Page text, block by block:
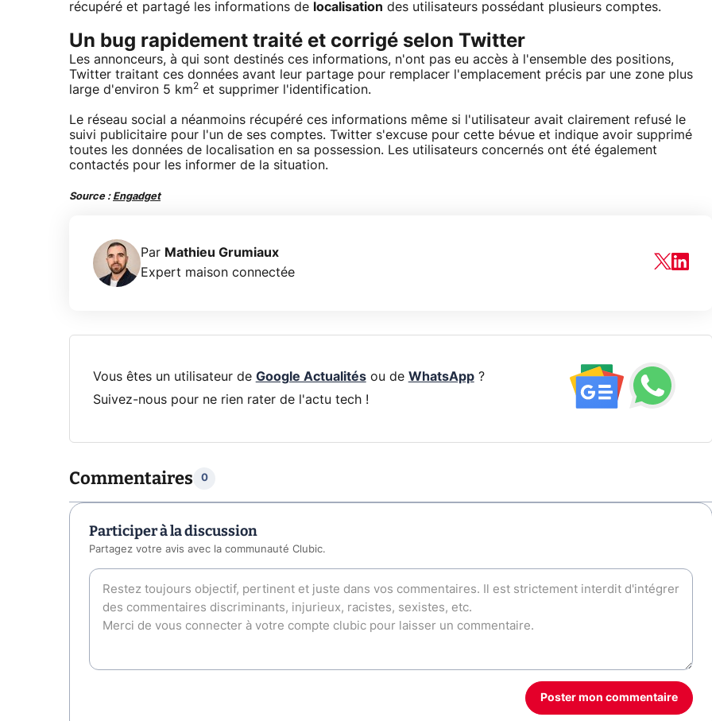
récupéré et partagé les informations de localisation des utilisateurs possédant plusieurs comptes.
Un bug rapidement traité et corrigé selon Twitter
Les annonceurs, à qui sont destinés ces informations, n'ont pas eu accès à l'ensemble des positions,
Twitter traitant ces données avant leur partage pour remplacer l'emplacement précis par une zone plus
large d'environ 5 km2 et supprimer l'identification.
Le réseau social a néanmoins récupéré ces informations même si l'utilisateur avait clairement refusé le
suivi publicitaire pour l'un de ses comptes. Twitter s'excuse pour cette bévue et indique avoir supprimé
toutes les données de localisation en sa possession. Les utilisateurs concernés ont été également
contactés pour les informer de la situation.
Source : Engadget
Par Mathieu Grumiaux
Expert maison connectée
Vous êtes un utilisateur de Google Actualitésou de WhatsApp?
Suivez-nous pour ne rien rater de l'actu tech !
Commentaires 0
Participer à la discussion
Partagez votre avis avec la communauté Clubic.
Poster mon commentaire